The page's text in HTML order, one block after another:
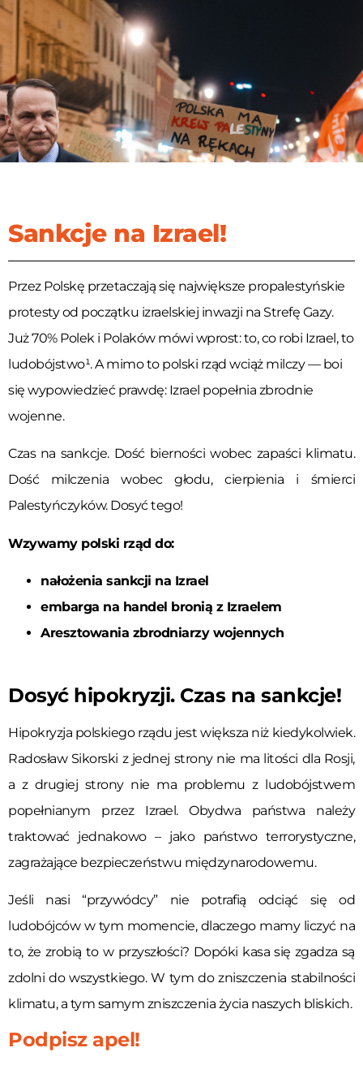
Sankcje na Izrael!
Przez Polskę przetaczają się największe propalestyńskie
protesty od początku izraelskiej inwazji na Strefę Gazy.
Już 70% Polek i Polaków mówi wprost: to, co robi Izrael, to
ludobójstwo¹. A mimo to polski rząd wciąż milczy — boi
się wypowiedzieć prawdę: Izrael popełnia zbrodnie
wojenne.
Czas na sankcje. Dość bierności wobec zapaści klimatu.
Dość milczenia wobec głodu, cierpienia i śmierci
Palestyńczyków. Dosyć tego!
Wzywamy polski rząd do:
nałożenia sankcji na Izrael
embarga na handel bronią z Izraelem
Aresztowania zbrodniarzy wojennych
Dosyć hipokryzji. Czas na sankcje!
Hipokryzja polskiego rządu jest większa niż kiedykolwiek.
Radosław Sikorski z jednej strony nie ma litości dla Rosji,
a z drugiej strony nie ma problemu z ludobójstwem
popełnianym przez Izrael. Obydwa państwa należy
traktować jednakowo – jako państwo terrorystyczne,
zagrażające bezpieczeństwu międzynarodowemu.
Jeśli nasi “przywódcy” nie potrafią odciąć się od
ludobójców w tym momencie, dlaczego mamy liczyć na
to, że zrobią to w przyszłości? Dopóki kasa się zgadza są
zdolni do wszystkiego. W tym do zniszczenia stabilności
klimatu, a tym samym zniszczenia życia naszych bliskich.
Podpisz apel!